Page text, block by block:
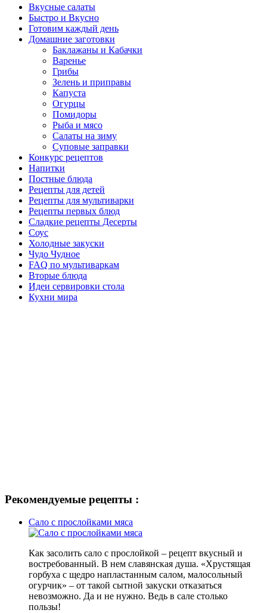
Вкусные салаты
Быстро и Вкусно
Готовим каждый день
Домашние заготовки
Баклажаны и Кабачки
Варенье
Грибы
Зелень и приправы
Капуста
Огурцы
Помидоры
Рыба и мясо
Салаты на зиму
Суповые заправки
Конкурс рецептов
Напитки
Постные блюда
Рецепты для детей
Рецепты для мультиварки
Рецепты первых блюд
Сладкие рецепты Десерты
Соус
Холодные закуски
Чудо Чудное
FAQ по мультиваркам
Вторые блюда
Идеи сервировки стола
Кухни мира
Рекомендуемые рецепты :
Сало с прослойками мяса
Как засолить сало с прослойкой – рецепт вкусный и
востребованный. В нем славянская душа. «Хрустящая
горбуха с щедро напластанным салом, малосольный
огурчик» – от такой сытной закуски отказаться
невозможно. Да и не нужно. Ведь в сале столько
пользы!